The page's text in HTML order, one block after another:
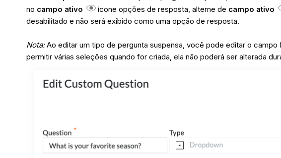
no campo ativo ícone opções de resposta, alterne de campo ativo
desabilitado e não será exibido como uma opção de resposta.
Nota:Ao editar um tipo de pergunta suspensa, você pode editar o
permitir várias seleções quando for criada, ela não poderá ser alterada